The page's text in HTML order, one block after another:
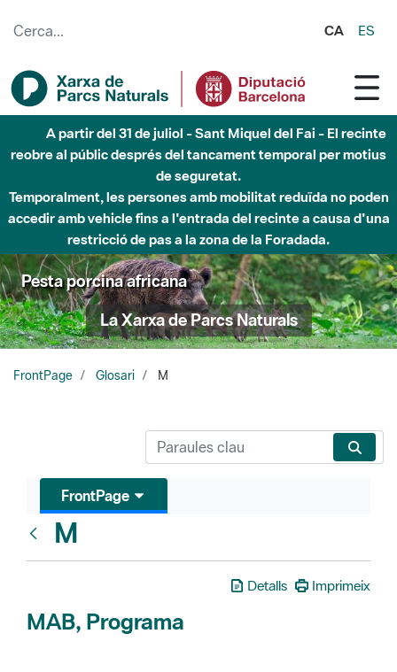
CA ES
A partir del 31 de juliol - Sant Miquel del Fai - El recinte
reobre al públic després del tancament temporal per motius
de seguretat.
Temporalment, les persones amb mobilitat reduïda no poden
accedir amb vehicle fins a l'entrada del recinte a causa d'una
restricció de pas a la zona de la Foradada.
Pesta porcina africana
La Xarxa de Parcs Naturals
FrontPage Glosari M
FrontPage
M
Detalls Imprimeix
MAB, Programa